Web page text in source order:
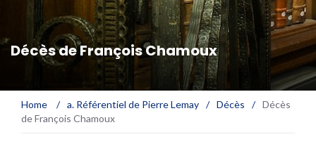
Décès de François Chamoux
Home / a. Référentiel de Pierre Lemay / Décès / Décès
de François Chamoux